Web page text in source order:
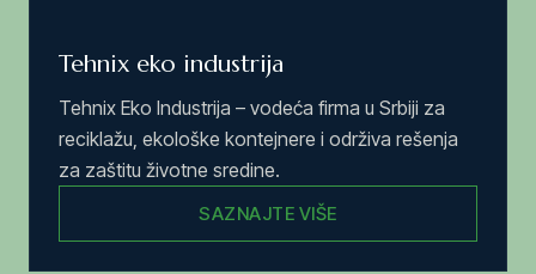
Tehnix eko industrija
Tehnix Eko Industrija – vodeća firma u Srbiji za
reciklažu, ekološke kontejnere i održiva rešenja
za zaštitu životne sredine.
SAZNAJTE VIŠE